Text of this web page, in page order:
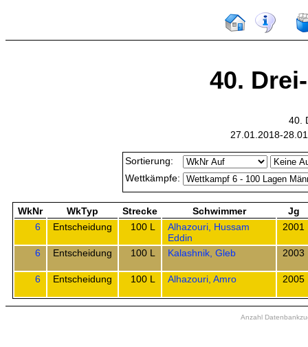
40.
40.
27.01.2018-
Sortierung:
Wettkämpfe:
WkNr WkTyp Strecke Schwimmer
Jg
6
Entscheidung 100 L
Alhazouri, Hussam
Eddin
2001
6 Entscheidung 100 L Kalashnik, Gleb 2003
6 Entscheidung 100 L Alhazouri, Amro 2005
Anzahl